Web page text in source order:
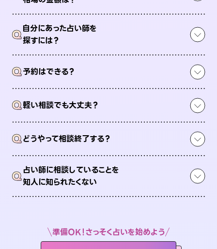
Q自分にあった占い師を
探すには？
Q予約はできる？
Q軽い相談でも大丈夫？
Qどうやって相談終了する？
Q占い師に相談していることを
知人に知られたくない
準備OK！さっそく占いを始めよう